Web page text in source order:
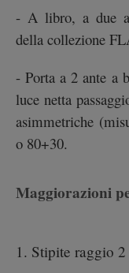
- A libro, a due
della collezione
- Porta a 2 ante a
luce netta
asimmetriche
o 80+30.
Maggiorazioni
1. Stipite raggio